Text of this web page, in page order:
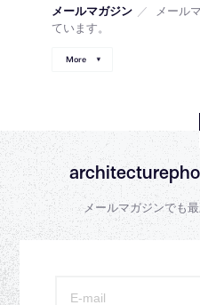
メールマガジン ／
メール
ています。
More
メールマガジンでも